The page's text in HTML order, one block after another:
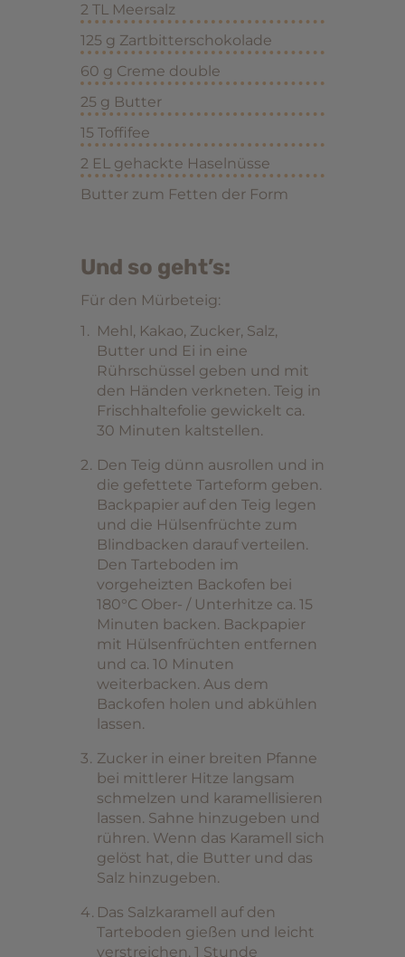
2 TL Meersalz
125 g Zartbitterschokolade
60 g Creme double
25 g Butter
15 Toffifee
2 EL gehackte Haselnüsse
Butter zum Fetten der Form
Und so geht’s:
Für den Mürbeteig:
Mehl, Kakao, Zucker, Salz,
Butter und Ei in eine
Rührschüssel geben und mit
den Händen verkneten. Teig in
Frischhaltefolie gewickelt ca.
30 Minuten kaltstellen.
Den Teig dünn ausrollen und in
die gefettete Tarteform geben.
Backpapier auf den Teig legen
und die Hülsenfrüchte zum
Blindbacken darauf verteilen.
Den Tarteboden im
vorgeheizten Backofen bei
180°C Ober- / Unterhitze ca. 15
Minuten backen. Backpapier
mit Hülsenfrüchten entfernen
und ca. 10 Minuten
weiterbacken. Aus dem
Backofen holen und abkühlen
lassen.
Zucker in einer breiten Pfanne
bei mittlerer Hitze langsam
schmelzen und karamellisieren
lassen. Sahne hinzugeben und
rühren. Wenn das Karamell sich
gelöst hat, die Butter und das
Salz hinzugeben.
Das Salzkaramell auf den
Tarteboden gießen und leicht
verstreichen. 1 Stunde